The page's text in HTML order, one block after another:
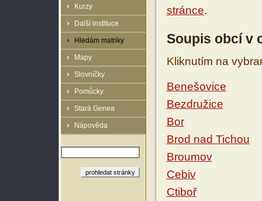
Kurzy
Další instituce
Hledám matriky
Mapy
Slovníčky
Pomůcky
Stará Genea
Nápověda
stránce.
Soupis obcí v
Kliknutím na
Benešovice
Bezdružice
Bor
Brod nad Tichou
Broumov
Cebiv
Ctiboř